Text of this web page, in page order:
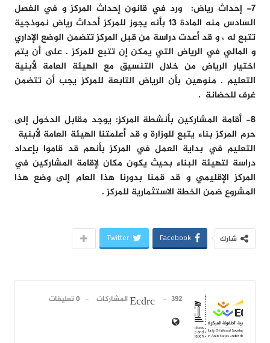
7-
إحداث رياض: ورد في قانون إحداث المركز و في الفصل
السادس منه المادة 13 بأنه يجوز للمركز أحداث رياض نموذجية
تتبع له ، و قد أعدت دراسة من قبل المركز تتضمن الوضع الإداري
و المالي في الرياض التي يمكن إن تتبع للمركز . على أن يتم
اختيار الرياض من خلال التنسيق مع الهيئة العامة لأبنية
التعليم . منوهين بأن الرياض التابعة للمركز يجب أن تتضمن
غرف للحضانة .
8- أقامة المشاركين بأنشطة المركز:يوجد مقابل الدخول إلى
حرم المركز بناء يتبع للوزارة و قد أعلمتنا الهيئة العامة لأبنية
التعليم في بداية العمل في المركز بأنهم قد قاموا بإعداد
دراسة لتهيئة البناء بحيث يكون مكان لإقامة المشاركين في
المركز الإقليمي و قد قمنا بدورنا هذا العام إلى وضع هذا
المشروع ضمن الخطة الاستثمارية للمركز .
شارك Facebook
Twitter
Ecdrc 392 المشاركات 0 تعليقات